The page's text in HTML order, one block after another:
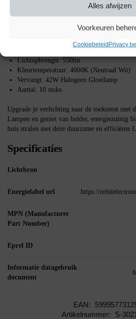
Alles afwijzen
Voorkeuren
Cookiebeleid Privacy
Hebben deze lampen een garantie?
geleverd met een garantie van 2 jaar.
Belangrijke specificaties:
Lichtopbrengst: 550lm
Kleurtemperatuur: 4000K (Neutraal Wit)
Vervangt: 42W Halogeen Gloeilamp
Aantal: 10 stuks
Upgrade je verlichting naar de toekomst met
Lampen en geniet van helder, energiezuinig
huis stralen met deze duurzame en efficiënte
Specificaties
Lichtbron
Energielabel url https://
MPN (Manufacturer
Part Number)
Eprel ID
Informatie datagebruik
document
EAN:
Artikelnummer:
S-